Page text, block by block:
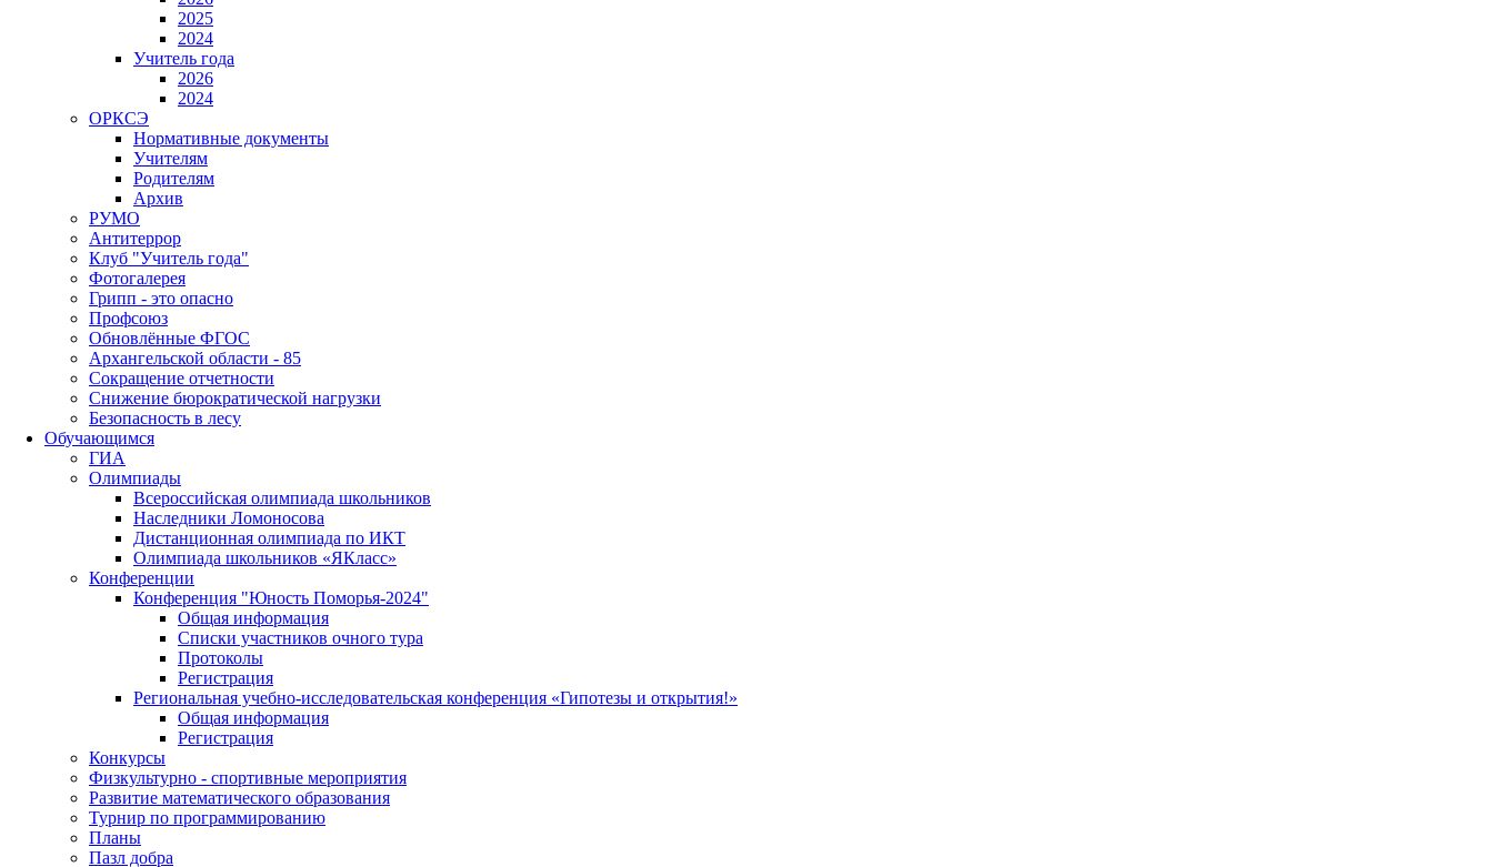
2025
2024
Учитель года
2026
2024
ОРКСЭ
Нормативные документы
Учителям
Родителям
Архив
РУМО
Антитеррор
Клуб "Учитель года"
Фотогалерея
Грипп - это опасно
Профсоюз
Обновлённые ФГОС
Архангельской области - 85
Сокращение отчетности
Снижение бюрократической нагрузки
Безопасность в лесу
Обучающимся
ГИА
Олимпиады
Всероссийская олимпиада школьников
Наследники Ломоносова
Дистанционная олимпиада по ИКТ
Олимпиада школьников «ЯКласс»
Конференции
Конференция "Юность Поморья-2024"
Общая информация
Списки участников очного тура
Протоколы
Регистрация
Региональная учебно-исследовательская конференция «Гипотезы и открытия!»
Общая информация
Регистрация
Конкурсы
Физкультурно - спортивные мероприятия
Развитие математического образования
Турнир по программированию
Планы
Пазл добра